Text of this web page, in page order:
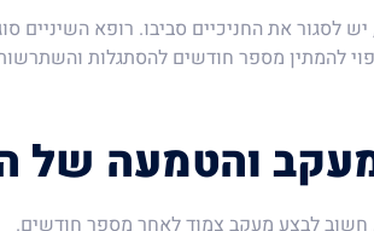
לסגור את החניכיים סביבו. רופא השיניים
להמתין מספר חודשים להסתגלות